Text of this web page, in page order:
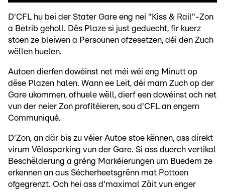
D'CFL hu bei der Stater Gare eng nei "Kiss & Rail"-Zon
a Betrib geholl. Dës Plaze si just geduecht, fir kuerz
stoen ze bleiwen a Persounen ofzesetzen, déi den Zuch
wëllen huelen.
Autoen dierfen dowéinst net méi wéi eng Minutt op
dëse Plazen halen. Wann ee Leit, déi mam Zuch op der
Gare ukommen, ofhuele wëll, dierf een dowéinst och net
vun der neier Zon profitéieren, sou d'CFL an engem
Communiqué.
D'Zon, an där bis zu véier Autoe stoe kënnen, ass direkt
virum Vëlosparking vun der Gare. Si ass duerch vertikal
Beschëlderung a gréng Markéierungen um Buedem ze
erkennen an aus Sécherheetsgrënn mat Pottoen
ofgegrenzt. Och hei ass d'maximal Zäit vun enger